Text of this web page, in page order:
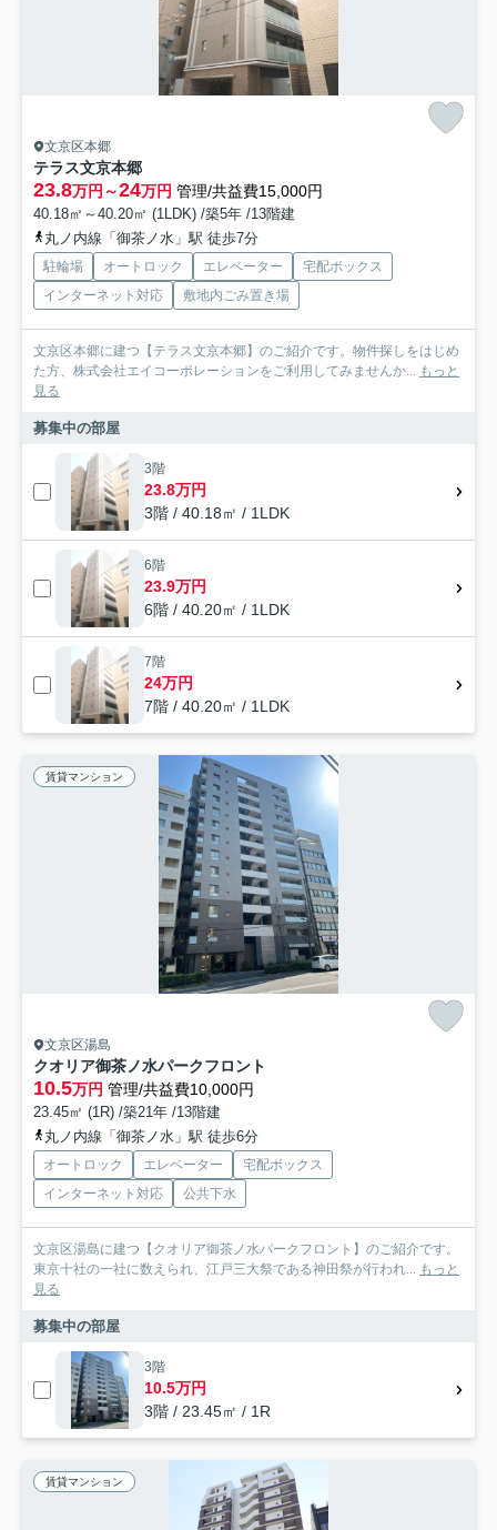
文京区本郷
テラス文京本郷
23.8万円～24万円 管理/共益費15,000円
40.18㎡～40.20㎡ (1LDK) /築5年 /13階建
丸ノ内線「御茶ノ水」駅 徒歩7分
駐輪場 オートロック エレベーター
宅配ボックス
インターネット対応
敷地内ごみ置き場
文京区本郷に建つ【テラス文京本郷】のご紹介です。物件探しをはじめ
た方、株式会社エイコーポレーションをご利用してみませんか... もっと
見る
募集中の部屋
3階
23.8万円
3階 / 40.18㎡ / 1LDK
6階
23.9万円
6階 / 40.20㎡ / 1LDK
7階
24万円
7階 / 40.20㎡ / 1LDK
賃貸マンション
文京区湯島
クオリア御茶ノ水パークフロント
10.5万円 管理/共益費10,000円
23.45㎡ (1R) /築21年 /13階建
丸ノ内線「御茶ノ水」駅 徒歩6分
オートロック エレベーター
宅配ボックス
インターネット対応
公共下水
文京区湯島に建つ【クオリア御茶ノ水パークフロント】のご紹介です。
東京十社の一社に数えられ、江戸三大祭である神田祭が行われ... もっと
見る
募集中の部屋
3階
10.5万円
3階 / 23.45㎡ / 1R
賃貸マンション